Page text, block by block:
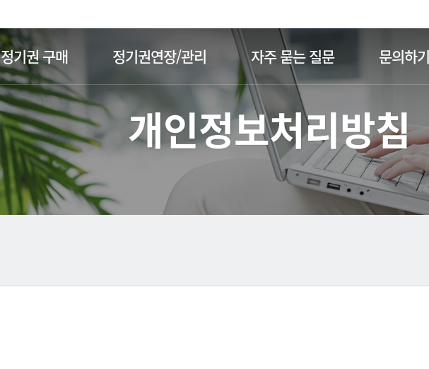
정기권 구매 정기권연장/관리 자주 묻는 질문 문의하기
개인정보처리방침